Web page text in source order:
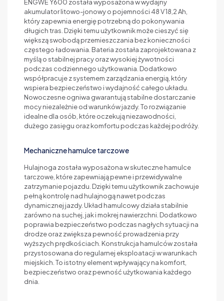
ENGWE Y600 została wyposażona w wydajny
akumulator litowo-jonowy o pojemności 48 V 18,2 Ah,
który zapewnia energię potrzebną do pokonywania
długich tras. Dzięki temu użytkownik może cieszyć się
większą swobodą przemieszczania bez konieczności
częstego ładowania. Bateria została zaprojektowana z
myślą o stabilnej pracy oraz wysokiej żywotności
podczas codziennego użytkowania. Dodatkowo
współpracuje z systemem zarządzania energią, który
wspiera bezpieczeństwo i wydajność całego układu.
Nowoczesne ogniwa gwarantują stabilne dostarczanie
mocy niezależnie od warunków jazdy. To rozwiązanie
idealne dla osób, które oczekują niezawodności,
dużego zasięgu oraz komfortu podczas każdej podróży.
Mechaniczne hamulce tarczowe
Hulajnoga została wyposażona w skuteczne hamulce
tarczowe, które zapewniają pewne i przewidywalne
zatrzymanie pojazdu. Dzięki temu użytkownik zachowuje
pełną kontrolę nad hulajnogą nawet podczas
dynamicznej jazdy. Układ hamulcowy działa stabilnie
zarówno na suchej, jak i mokrej nawierzchni. Dodatkowo
poprawia bezpieczeństwo podczas nagłych sytuacji na
drodze oraz zwiększa pewność prowadzenia przy
wyższych prędkościach. Konstrukcja hamulców została
przystosowana do regularnej eksploatacji w warunkach
miejskich. To istotny element wpływający na komfort,
bezpieczeństwo oraz pewność użytkowania każdego
dnia.